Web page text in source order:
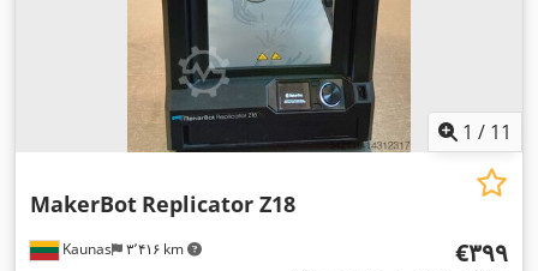
1 / 11
Kaunas ۳٬۴۱۶ km
MakerBot Replicator Z18
‎€۳۹۹